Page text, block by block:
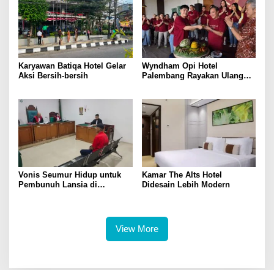
Karyawan Batiqa Hotel Gelar
Aksi Bersih-bersih
Wyndham Opi Hotel
Palembang Rayakan Ulang
Vonis Seumur Hidup untuk
Pembunuh Lansia di
Kamar The Alts Hotel
Didesain Lebih Modern
View More